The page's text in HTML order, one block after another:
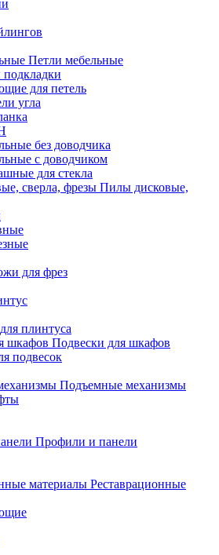
Петли мебельные
для петель
угла
без доводчика
с доводчиком
для стекла
Пилы дисковые,
для фрез
плинтуса
Подвески для шкафов
подвесок
Подъемные механизмы
Профили и панели
Реставрационные